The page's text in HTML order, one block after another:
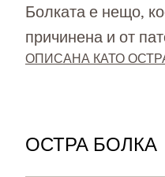
Болката е нещо,
причинена и от
ОПИСАНА КАТО
ОСТРА БОЛКА